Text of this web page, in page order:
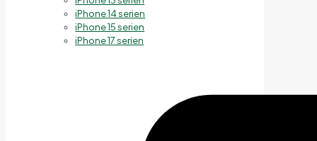
iPhone 14 serien
iPhone 15 serien
iPhone 17 serien